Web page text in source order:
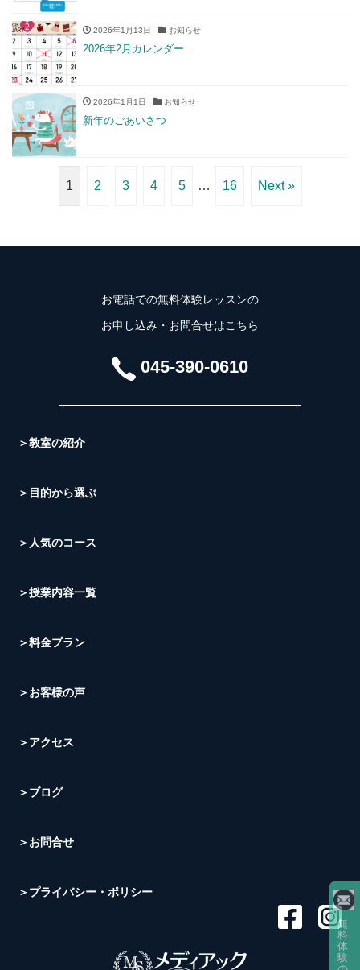
2026年1月13日 お知らせ
2026年2月カレンダー
2026年1月1日 お知らせ
新年のごあいさつ
1 2 3 4 5 … 16 Next »
お電話での無料体験レッスンの
お申し込み・お問合せはこちら
045-390-0610
＞教室の紹介
＞目的から選ぶ
＞人気のコース
＞授業内容一覧
＞料金プラン
＞お客様の声
＞アクセス
＞ブログ
＞お問合せ
＞プライバシー・ポリシー
無
料
体
験